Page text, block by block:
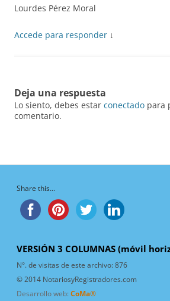
Lourdes Pérez Moral
Accede para responder ↓
Deja una respuesta
Lo siento, debes estar conectado para
comentario.
Share this...
VERSIÓN 3 COLUMNAS (móvil
N°. de visitas de este archivo:876
© 2014 NotariosyRegistradores.com
Desarrollo web: CoMa®